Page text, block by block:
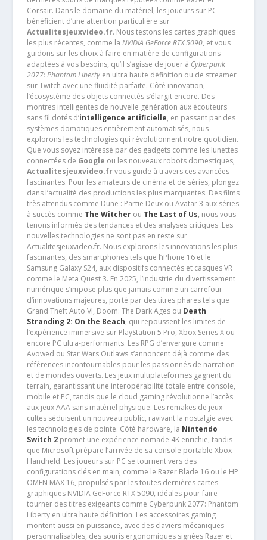
Corsair. Dans le domaine du matériel, les joueurs sur PC
bénéficient d’une attention particulière sur
Actualitesjeuxvideo.fr. Nous testons les cartes graphiques
les plus récentes, comme la NVIDIA GeForce RTX 5090, et vous
guidons sur les choix à faire en matière de configurations
adaptées à vos besoins, qu’il s’agisse de jouer à Cyberpunk
2077: Phantom Libertyen ultra haute définition ou de streamer
sur Twitch avec une fluidité parfaite. Côté innovation,
l’écosystème des objets connectés s’élargit encore. Des
montres intelligentes de nouvelle génération aux écouteurs
sans fil dotés d’intelligence artificielle, en passant par des
systèmes domotiques entièrement automatisés, nous
explorons les technologies qui révolutionnent notre quotidien.
Que vous soyez intéressé par des gadgets comme les lunettes
connectées de Google ou les nouveaux robots domestiques,
Actualitesjeuxvideo.frvous guide à travers ces avancées
fascinantes. Pour les amateurs de cinéma et de séries, plongez
dans l’actualité des productions les plus marquantes. Des films
très attendus comme Dune : Partie Deux ou Avatar 3 aux séries
à succès comme The Witcherou The Last of Us, nous vous
tenons informés des tendances et des analyses critiques .Les
nouvelles technologies ne sont pas en reste sur
Actualitesjeuxvideo.fr. Nous explorons les innovations les plus
fascinantes, des smartphones tels que l’iPhone 16 et le
Samsung Galaxy S24, aux dispositifs connectés et casques VR
comme le Meta Quest 3. En 2025, l’industrie du divertissement
numérique s’impose plus que jamais comme un carrefour
d’innovations majeures, porté par des titres phares tels que
Grand Theft Auto VI, Doom: The Dark Ages ou Death
Stranding 2: On the Beach, qui repoussent les limites de
l’expérience immersive sur PlayStation 5 Pro, Xbox Series X ou
encore PC ultra-performants. Les RPG d’envergure comme
Avowed ou Star Wars Outlaws s’annoncent déjà comme des
références incontournables pour les passionnés de narration
et de mondes ouverts. Les jeux multiplateformes gagnent du
terrain, garantissant une interopérabilité totale entre console,
mobile et PC, tandis que le cloud gaming révolutionne l’accès
aux jeux AAA sans matériel physique. Les remakes de jeux
cultes séduisent un nouveau public, ravivant la nostalgie avec
les technologies de pointe. Côté hardware, la Nintendo
Switch 2promet une expérience nomade 4K enrichie, tandis
que Microsoft prépare l’arrivée de sa console portable Xbox
Handheld. Les joueurs sur PC se tournent vers des
configurations clés en main, comme le Razer Blade 16 ou le HP
OMEN MAX 16, propulsés par les toutes dernières cartes
graphiques NVIDIA GeForce RTX 5090, idéales pour faire
tourner des titres exigeants comme Cyberpunk 2077: Phantom
Liberty en ultra haute définition. Les accessoires gaming
montent aussi en puissance, avec des claviers mécaniques
personnalisables, des souris ergonomiques signées Razer et